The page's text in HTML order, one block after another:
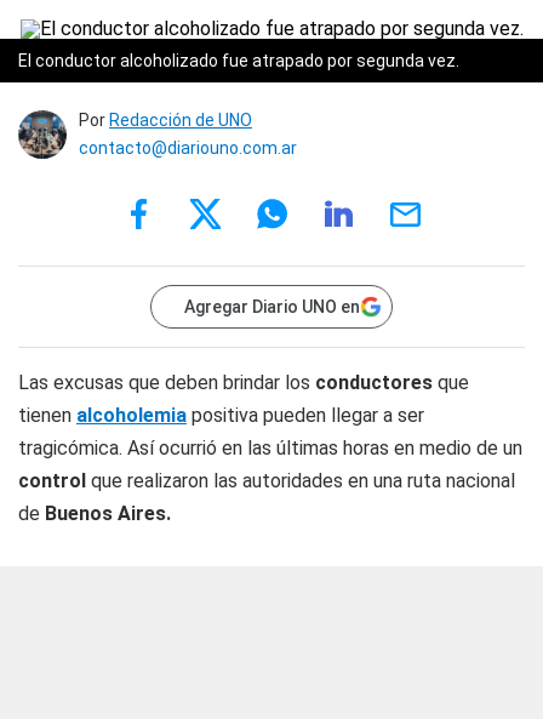
El conductor alcoholizado fue atrapado por segunda vez.
Por Redacción de UNO
contacto@diariouno.com.ar
Agregar Diario UNO en
Las excusas que deben brindar los conductores que
tienen alcoholemia positiva pueden llegar a ser
tragicómica. Así ocurrió en las últimas horas en medio de un
control que realizaron las autoridades en una ruta nacional
de Buenos Aires.